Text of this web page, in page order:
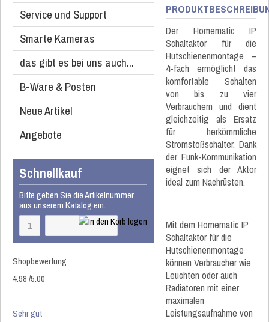
Service und Support
Smarte Kameras
das gibt es bei uns auch...
B-Ware & Posten
Neue Artikel
Angebote
Schnellkauf
Bitte geben Sie die Artikelnummer
aus unserem Katalog ein.
Shopbewertung
4.98/5.00
Sehr gut
Der Homematic IP
Schaltaktor für die
Hutschienenmontage –
4-fach ermöglicht das
komfortable Schalten
von bis zu vier
Verbrauchern und dient
gleichzeitig als Ersatz
für herkömmliche
Stromstoßschalter. Dank
der Funk-Kommunikation
eignet sich der Aktor
ideal zum Nachrüsten.
Mit dem Homematic IP
Schaltaktor für die
Hutschienenmontage
können Verbraucher wie
Leuchten oder auch
Radiatoren mit einer
maximalen
Leistungsaufnahme von